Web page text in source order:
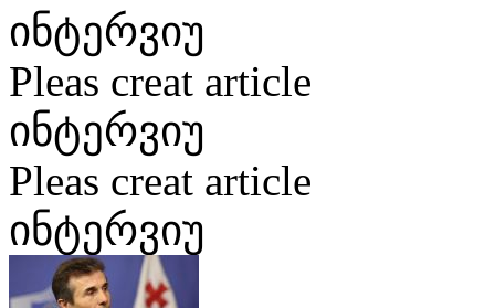
ინტერვიუ
Pleas creat article
ინტერვიუ
Pleas creat article
ინტერვიუ